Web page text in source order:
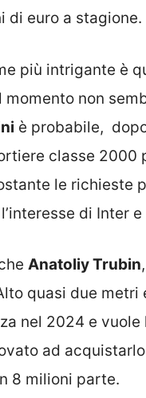
di euro a stagione.
più intrigante è
momento non
è probabile,
classe 2000
le richieste
di Inter
Anatoliy Trubin
quasi due
nel 2024 e
ad
8 milioni parte.